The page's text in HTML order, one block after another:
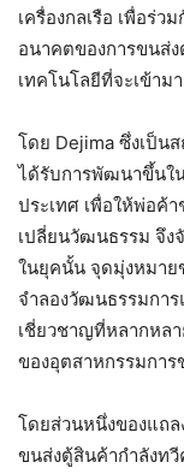
เครื่องกลเรือ เพื่อร่
อนาคตของการขนส่
เทคโนโลยีที่จะเข้าม
โดย Dejima ซึ่งเป็น
ได้รับการพัฒนาขึ้นใ
ประเทศ เพื่อให้พ่อค้
เปลี่ยนวัฒนธรรม จึ
ในยุคนั้น จุดมุ่งหมาย
จำลองวัฒนธรรมกา
เชี่ยวชาญที่หลากหล
ของอุตสาหกรรมการ
โดยส่วนหนึ่งของแถล
ขนส่งตู้สินค้ากำลังท